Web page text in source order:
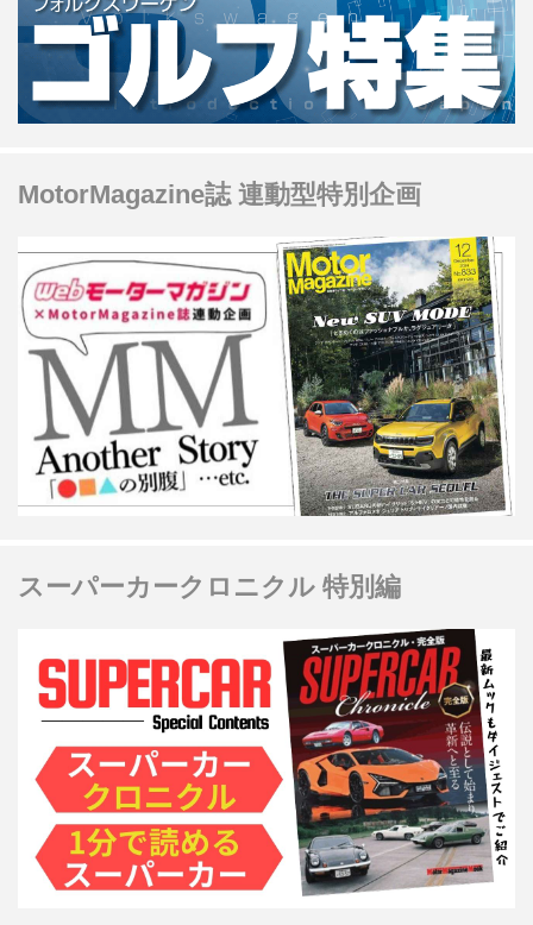
MotorMagazine誌 連動型特別企画
スーパーカークロニクル 特別編